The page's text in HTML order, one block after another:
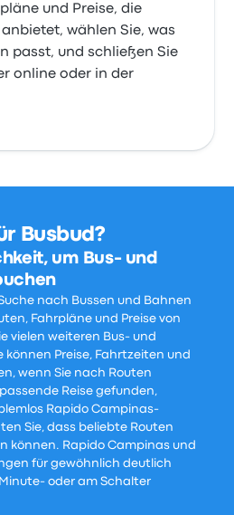
und Preise, die
wählen Sie, was
passt, und schließen Sie
online oder in der
Busbud?
um Bus- und
nach Bussen und Bahnen
Fahrpläne und Preise von
vielen weiteren Bus- und
können Preise, Fahrtzeiten und
wenn Sie nach Routen
Reise gefunden,
Rapido Campinas-
Sie, dass beliebte Routen
können. Rapido Campinas und
für gewöhnlich deutlich
oder am Schalter